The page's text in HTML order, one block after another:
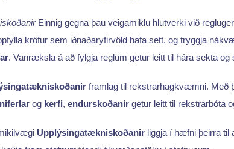
Einnig gegna þau veigamiklu hlutverki við
kröfur sem iðnaðaryfirvöld hafa sett, og tryggja
. Vanræksla á að fylgja reglum getur leitt til hára sekta og
framlag til rekstrarhagkvæmni. Með
og kerfi, endurskoðanirgetur leitt til rekstrarbóta
Upplýsingatækniskoðanirliggja í hæfni þeirra til